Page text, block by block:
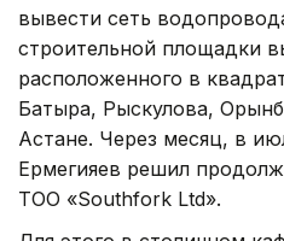
вывести сеть
строительной площадки
расположенного в
Батыра, Рыскулова,
Астане. Через месяц, в
Ермегияев решил
ТОО «Southfork Ltd».